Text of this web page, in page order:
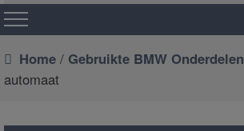
Home / Gebruikte BMW Onderdelen
automaat